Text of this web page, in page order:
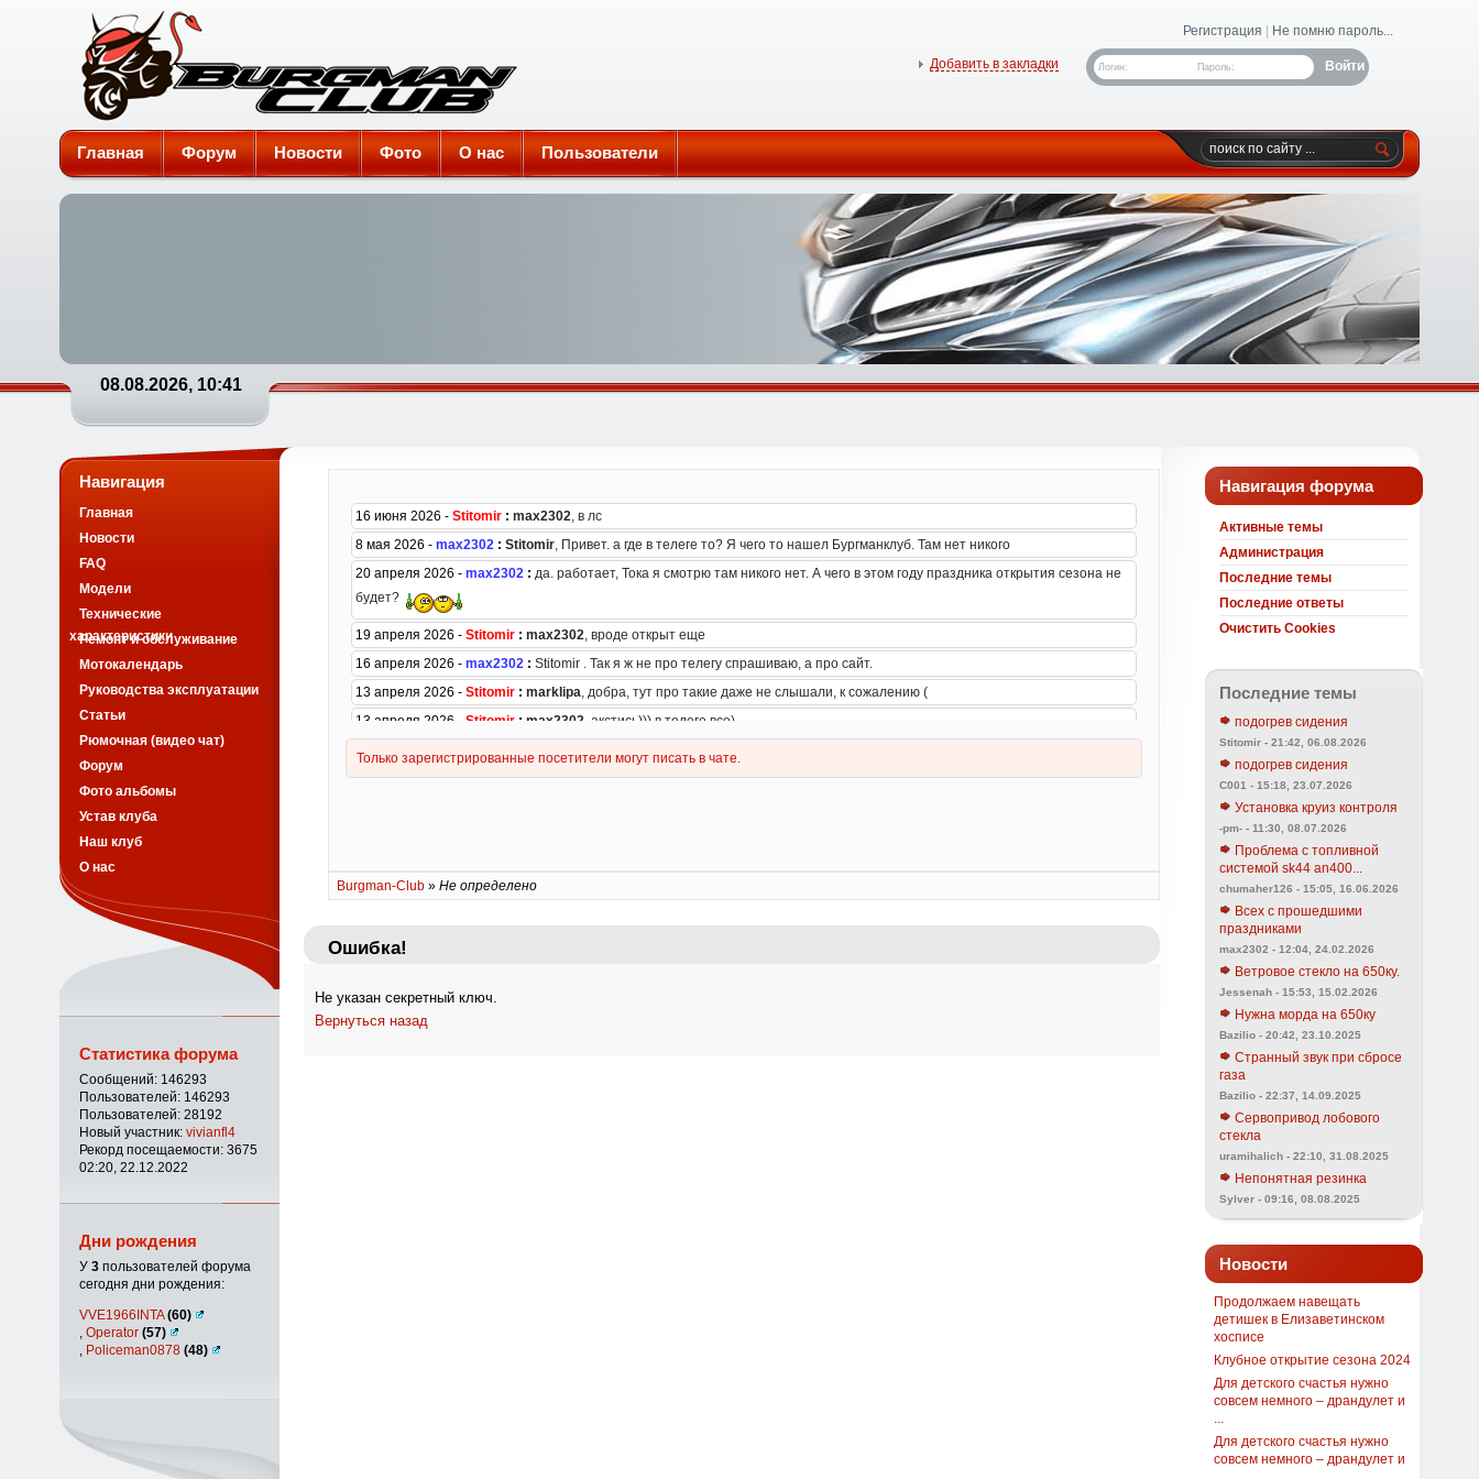
Burgman-Club
Регистрация Не помню пароль...
Логин: Пароль:
Добавить в закладки
Главная Форум Новости Фото О нас Пользователи
08.08.2026, 10:41
Burgman-Club» Не определено
Ошибка!
Не указан секретный ключ.
Вернуться назад
Навигация форума
Активные темы
Администрация
Последние темы
Последние ответы
Очистить Cookies
Последние темы
подогрев сидения
Stitomir - 21:42, 06.08.2026
подогрев сидения
C001 - 15:18, 23.07.2026
Установка круиз контроля
-pm- - 11:30, 08.07.2026
Проблема с топливной
системой sk44 an400...
chumaher126 - 15:05, 16.06.2026
Всех с прошедшими
праздниками
max2302 - 12:04, 24.02.2026
Ветровое стекло на 650ку.
Jessenah - 15:53, 15.02.2026
Нужна морда на 650ку
Bazilio - 20:42, 23.10.2025
Странный звук при сбросе
газа
Bazilio - 22:37, 14.09.2025
Сервопривод лобового
стекла
uramihalich - 22:10, 31.08.2025
Непонятная резинка
Sylver - 09:16, 08.08.2025
Новости
Продолжаем навещать
детишек в Елизаветинском
хосписе
Клубное открытие сезона 2024
Для детского счастья нужно
совсем немного – драндулет и
Для детского счастья нужно
совсем немного – драндулет и
Навигация
Главная
Новости
FAQ
Модели
Технические
характеристики
Ремонт и обслуживание
Мотокалендарь
Руководства эксплуатации
Статьи
Рюмочная (видео чат)
Форум
Фото альбомы
Устав клуба
Наш клуб
О нас
Статистика форума
Сообщений: 146293
Пользователей: 146293
Пользователей: 28192
Новый участник: vivianfl4
Рекорд посещаемости: 3675
02:20, 22.12.2022
Дни рождения
У 3пользователей форума
сегодня дни рождения:
VVE1966INTA(60)
Operator (57)
Policeman0878 (48)